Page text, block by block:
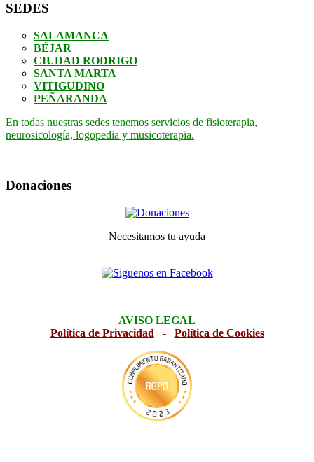
SEDES
SALAMANCA
BÉJAR
CIUDAD RODRIGO
SANTA MARTA
VITIGUDINO
PEÑARANDA
En todas nuestras sedes tenemos servicios de fisioterapia,
neurosicología, logopedia y musicoterapia.
Donaciones
Necesitamos tu ayuda
AVISO LEGAL
Política de Privacidad - Política de Cookies